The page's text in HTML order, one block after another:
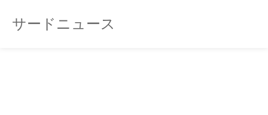
サードニュース